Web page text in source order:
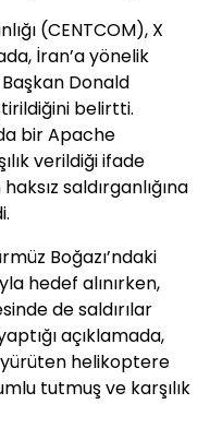
(CENTCOM), X
İran’a yönelik
Başkan Donald
belirtti.
bir Apache
verildiği ifade
saldırganlığına
Boğazı’ndaki
hedef alınırken,
de saldırılar
açıklamada,
helikoptere
tutmuş ve karşılık